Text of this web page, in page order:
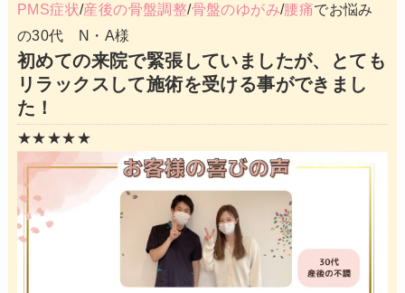
PMS症状/産後の骨盤調整/骨盤のゆがみ/腰痛でお悩み
の30代 N・A様
初めての来院で緊張していましたが、とても
リラックスして施術を受ける事ができまし
た！
★★★★★